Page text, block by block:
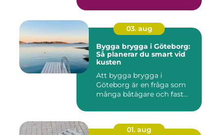
03. aug
Bygga brygga i Göteborg:
Så planerar du smart vid
kusten
Att bygga brygga i
Göteborg är en fråga som
många båtägare och fast...
01. aug